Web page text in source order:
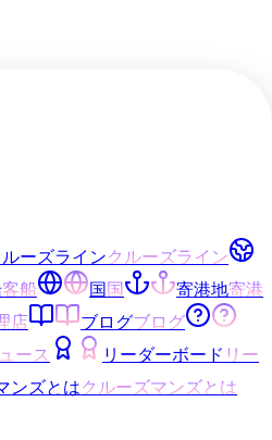
ルーズラインクルーズライン
客船 国国 寄港地寄港
店 ブログブログ
ース リーダーボード リー
ンズとはクルーズマンズとは